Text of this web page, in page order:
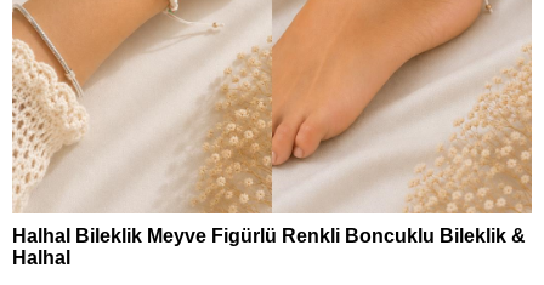
Halhal Bileklik Meyve Figürlü Renkli Boncuklu Bileklik &
Halhal